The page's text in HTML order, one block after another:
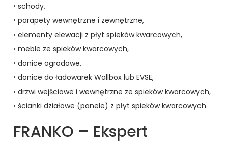
• schody,
• parapety wewnętrzne i zewnętrzne,
• elementy elewacji z płyt spieków kwarcowych,
• meble ze spieków kwarcowych,
• donice ogrodowe,
• donice do ładowarek Wallbox lub EVSE,
• drzwi wejściowe i wewnętrzne ze spieków kwarcowych,
• ścianki działowe (panele) z płyt spieków kwarcowych.
FRANKO – Ekspert